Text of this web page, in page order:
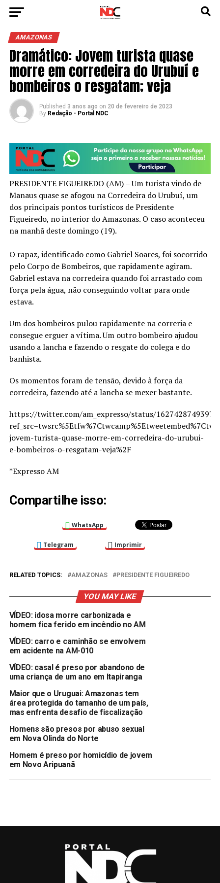
AMAZONAS
Dramático: Jovem turista quase
morre em corredeira do Urubuí e
bombeiros o resgatam; veja
Published 3 anos ago on 20 de fevereiro de 2023
By Redação - Portal NDC
PRESIDENTE FIGUEIREDO (AM) – Um turista vindo de
Manaus quase se afogou na Corredeira do Urubuí, um
dos principais pontos turísticos de Presidente
Figueiredo, no interior do Amazonas. O caso aconteceu
na manhã deste domingo (19).
O rapaz, identificado como Gabriel Soares, foi socorrido
pelo Corpo de Bombeiros, que rapidamente agiram.
Gabriel estava na corredeira quando foi arrastado com
força pela água, não conseguindo voltar para onde
estava.
Um dos bombeiros pulou rapidamente na correria e
consegue erguer a vítima. Um outro bombeiro ajudou
usando a lancha e fazendo o resgate do colega e do
banhista.
Os momentos foram de tensão, devido à força da
corredeira, fazendo até a lancha se mexer bastante.
https://twitter.com/am_expresso/status/
jovem-turista-quase-morre-em-corredeira-do-urubui-
e-bombeiros-o-resgatam-veja%2F
*Expresso AM
Compartilhe isso:
WhatsApp
Telegram Imprimir
RELATED TOPICS: AMAZONAS PRESIDENTE FIGUEIREDO
YOU MAY LIKE
VÍDEO: idosa morre carbonizada e
homem fica ferido em incêndio no AM
VÍDEO: carro e caminhão se envolvem
em acidente na AM-010
VÍDEO: casal é preso por abandono de
uma criança de um ano em Itapiranga
Maior que o Uruguai: Amazonas tem
área protegida do tamanho de um país,
mas enfrenta desafio de fiscalização
Homens são presos por abuso sexual
em Nova Olinda do Norte
Homem é preso por homicídio de jovem
em Novo Aripuanã